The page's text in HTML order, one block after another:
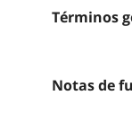
Términos
Notas de